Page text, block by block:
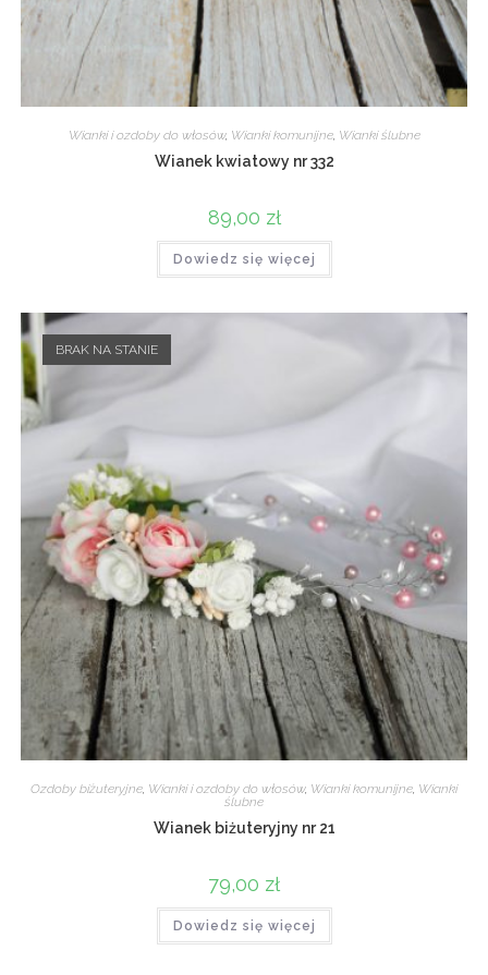
Wianki i ozdoby do włosów, Wianki komunijne, Wianki ślubne
Wianek kwiatowy nr 332
89,00 zł
Dowiedz się więcej
BRAK NA STANIE
Ozdoby biżuteryjne Wianki i ozdoby do włosów, Wianki komunijne Wianki
ślubne
Wianek biżuteryjny nr 21
79,00 zł
Dowiedz się więcej